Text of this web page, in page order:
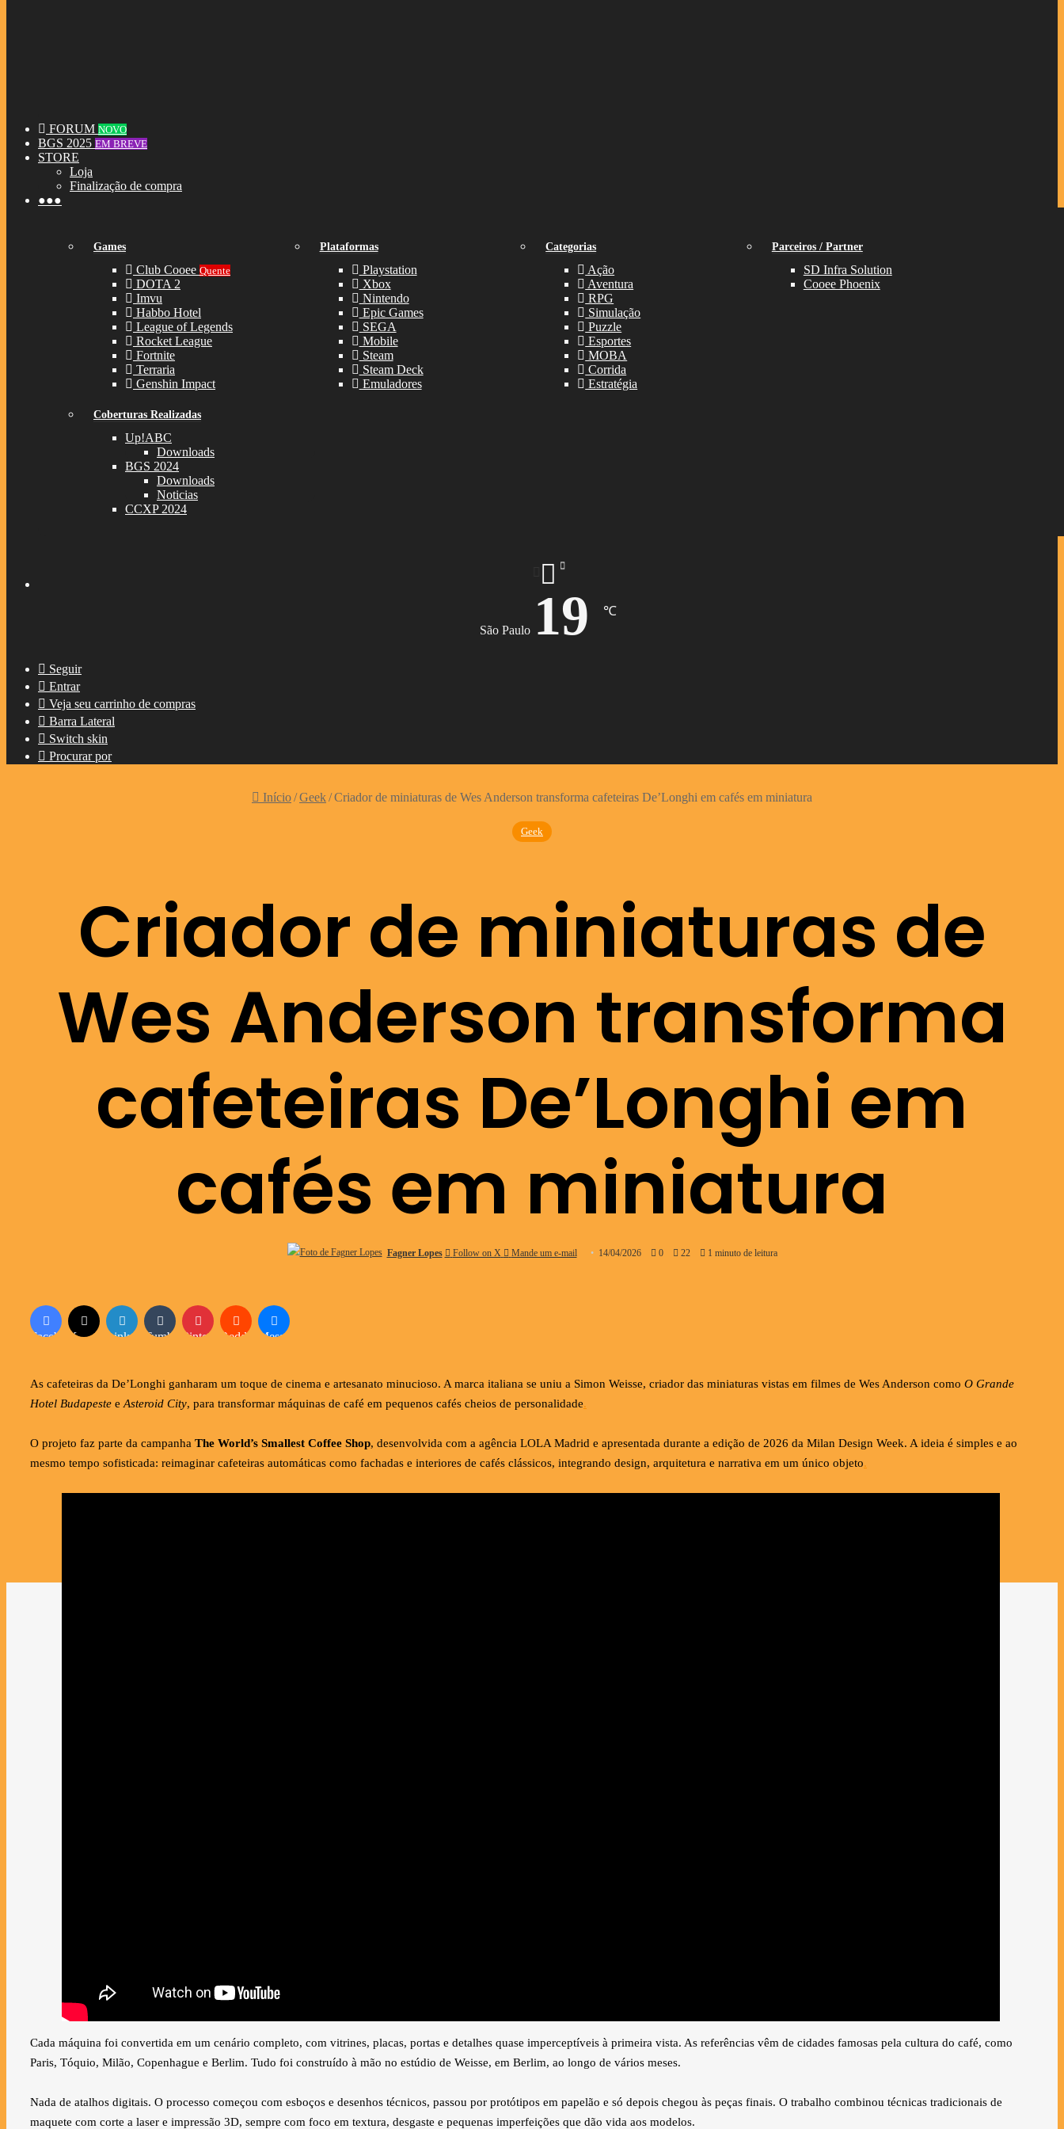
FORUM NOVO
BGS 2025 EM BREVE
STORE
Loja
Finalização de compra
●●●
Games
Club Cooee Quente
DOTA 2
Imvu
Habbo Hotel
League of Legends
Rocket League
Fortnite
Terraria
Genshin Impact
Plataformas
Playstation
Xbox
Nintendo
Epic Games
SEGA
Mobile
Steam
Steam Deck
Emuladores
Categorias
Ação
Aventura
RPG
Simulação
Puzzle
Esportes
MOBA
Corrida
Estratégia
Parceiros / Partner
SD Infra Solution
Cooee Phoenix
Coberturas Realizadas
Up!ABC
Downloads
BGS 2024
Downloads
Noticias
CCXP 2024
São Paulo 19 ℃
Seguir
Entrar
Veja seu carrinho de compras
Barra Lateral
Switch skin
Procurar por
Início/Geek/Criador de miniaturas de Wes Anderson transforma cafeteiras De’Longhi em cafés em miniatura
Geek
Criador de miniaturas de
Wes Anderson transforma
cafeteiras De’Longhi em
cafés em miniatura
Fagner Lopes Follow on X Mande um e-mail 14/04/2026 0 22 1 minuto de leitura
Facebook
X LinkedinTumblr PinterestReddit Messenger
As cafeteiras da De’Longhi ganharam um toque de cinema e artesanato minucioso. A marca italiana se uniu a Simon Weisse, criador das miniaturas vistas em filmes de Wes Anderson como O Grande
Hotel Budapeste eAsteroid City, para transformar máquinas de café em pequenos cafés cheios de personalidade.
O projeto faz parte da campanha The World’s Smallest Coffee Shop, desenvolvida com a agência LOLA Madrid e apresentada durante a edição de 2026 da Milan Design Week. A ideia é simples e ao
mesmo tempo sofisticada: reimaginar cafeteiras automáticas como fachadas e interiores de cafés clássicos, integrando design, arquitetura e narrativa em um único objeto.
Cada máquina foi convertida em um cenário completo, com vitrines, placas, portas e detalhes quase imperceptíveis à primeira vista. As referências vêm de cidades famosas pela cultura do café, como
Paris, Tóquio, Milão, Copenhague e Berlim. Tudo foi construído à mão no estúdio de Weisse, em Berlim, ao longo de vários meses.
Nada de atalhos digitais. O processo começou com esboços e desenhos técnicos, passou por protótipos em papelão e só depois chegou às peças finais. O trabalho combinou técnicas tradicionais de
maquete com corte a laser e impressão 3D, sempre com foco em textura, desgaste e pequenas imperfeições que dão vida aos modelos.